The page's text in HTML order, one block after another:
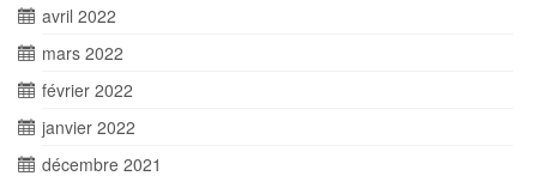
avril 2022
mars 2022
février 2022
janvier 2022
décembre 2021